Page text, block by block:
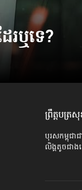
រ​ឬទេ?
ព្រឹត្តបត្រសុ
បុរសកម្ពុជា
លិង្គតូចជាង